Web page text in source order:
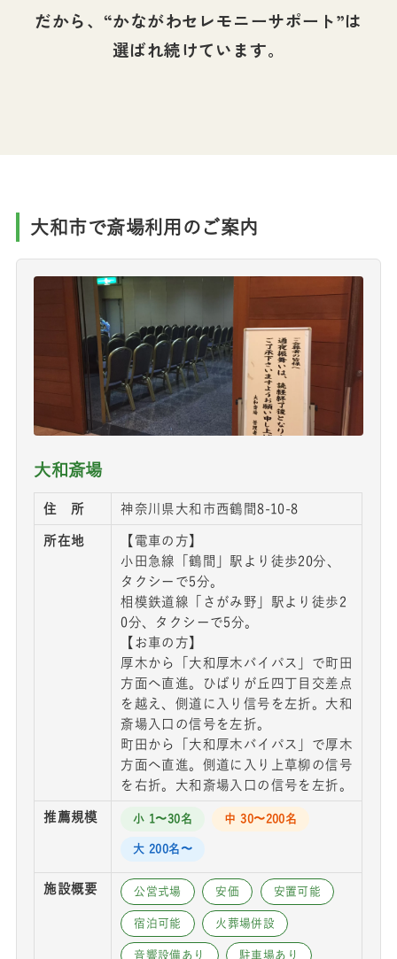
だから、“かながわセレモニーサポート”は
選ばれ続けています。
大和市で斎場利用のご案内
大和斎場
住 所 神奈川県大和市西鶴間8-10-8
所在地
【電車の方】
小田急線「鶴間」駅より徒歩20分、
タクシーで5分。
相模鉄道線「さがみ野」駅より徒歩2
0分、タクシーで5分。
【お車の方】
厚木から「大和厚木バイパス」で町田
方面へ直進。ひばりが丘四丁目交差点
を越え、側道に入り信号を左折。大和
斎場入口の信号を左折。
町田から「大和厚木バイパス」で厚木
方面へ直進。側道に入り上草柳の信号
を右折。大和斎場入口の信号を左折。
推薦規模 小 1〜30名 中 30〜200名
大 200名〜
施設概要 公営式場 安価 安置可能
宿泊可能 火葬場併設
音響設備あり 駐車場あり